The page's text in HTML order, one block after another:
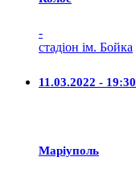
-
стадіон ім. Бойка
11.03.2022 - 19:30
Маріуполь